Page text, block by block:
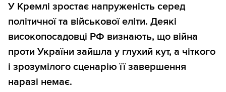
У Кремлі зростає напруженість серед
політичної та військової еліти. Деякі
високопосадовці РФ визнають, що війна
проти України зайшла у глухий кут, а чіткого
і зрозумілого сценарію її завершення
наразі немає.